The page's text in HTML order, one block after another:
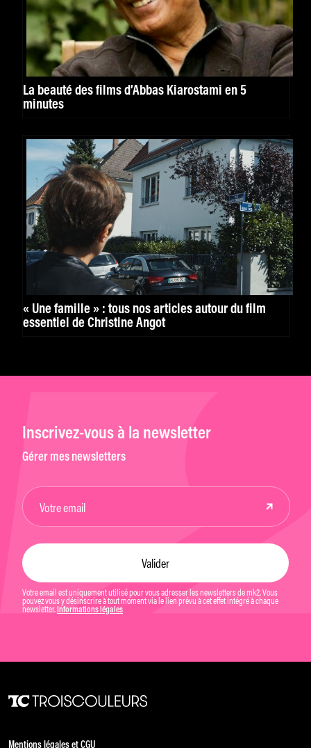
La beauté des films d’Abbas Kiarostami en 5
minutes
« Une famille » : tous nos articles autour du film
essentiel de Christine Angot
Inscrivez-vous à la newsletter
Gérer mes newsletters
Votre email est uniquement utilisé pour vous adresser les newsletters de mk2. Vous
pouvez vous y désinscrire à tout moment via le lien prévu à cet effet intégré à chaque
newsletter. Informations légales
Mentions légales et CGU